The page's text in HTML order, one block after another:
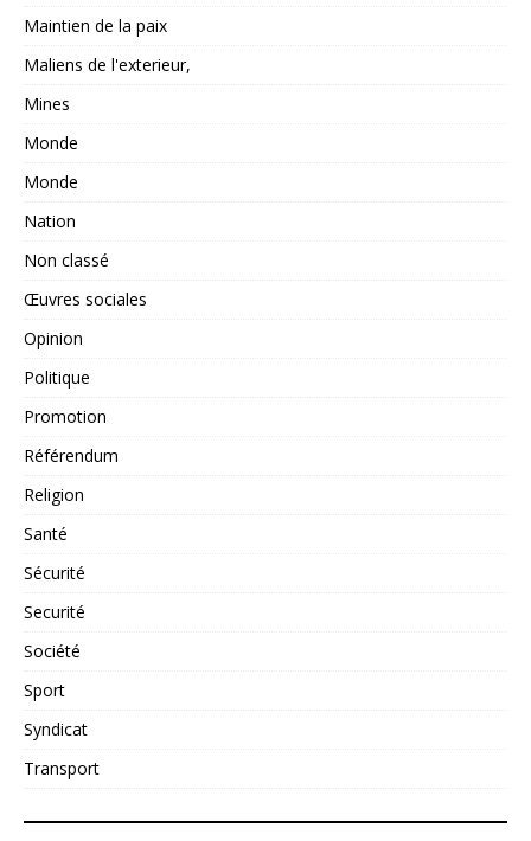
Maintien de la paix
Maliens de l'exterieur,
Mines
Monde
Monde
Nation
Non classé
Œuvres sociales
Opinion
Politique
Promotion
Référendum
Religion
Santé
Sécurité
Securité
Société
Sport
Syndicat
Transport